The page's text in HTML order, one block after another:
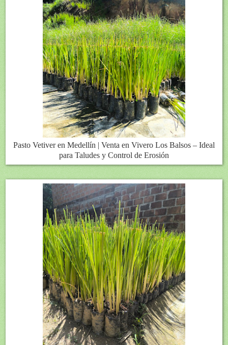
Pasto Vetiver en Medellín | Venta en Vivero Los Balsos – Ideal
para Taludes y Control de Erosión